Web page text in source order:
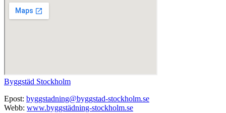
Byggstäd Stockholm
Epost: byggstadning@byggstad-stockholm.se
Webb: www.byggstädning-stockholm.se